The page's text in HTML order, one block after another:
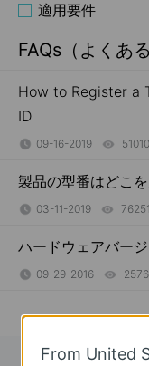
適用要件
FAQs（よくあ
How to Register a
ID
09-16-2019
製品の型番はどこ
03-11-2019
ハードウェアバー
09-29-2016
From United